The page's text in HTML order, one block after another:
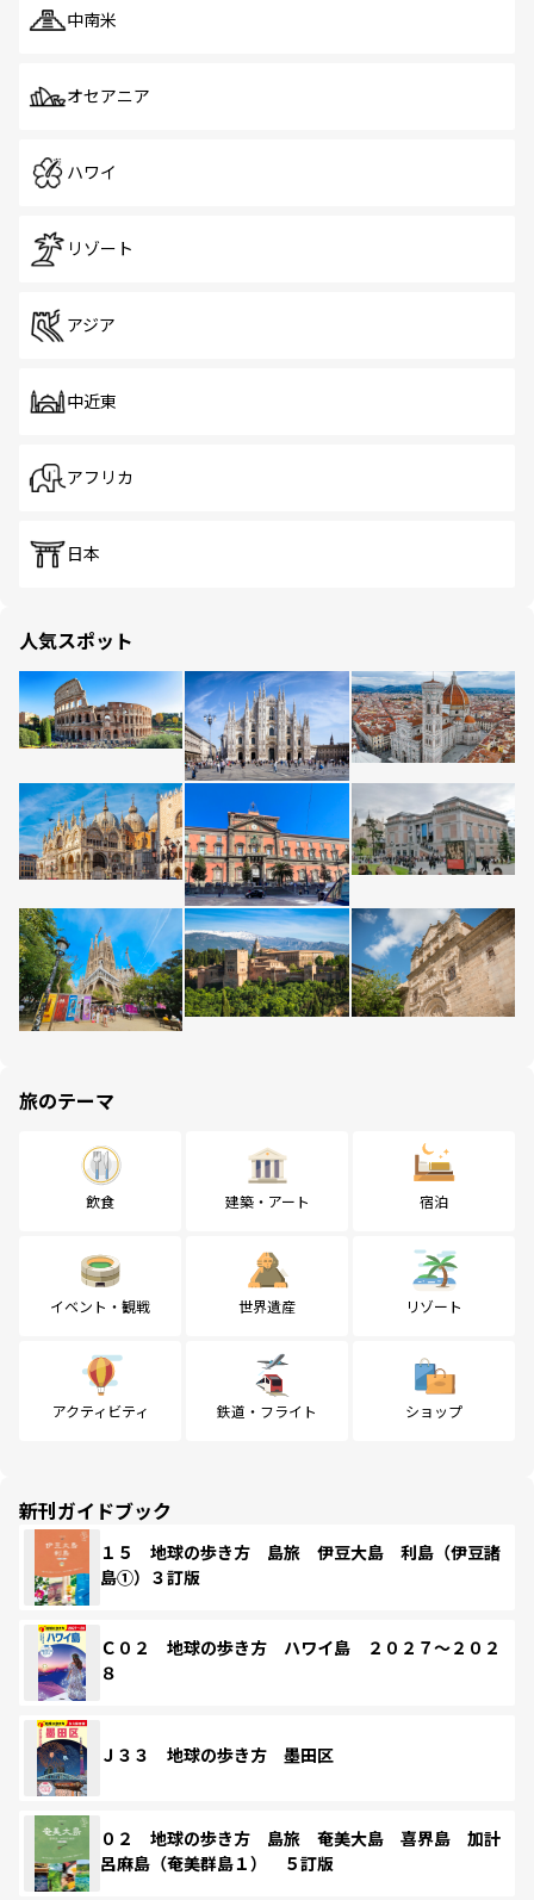
中南米
オセアニア
ハワイ
リゾート
アジア
中近東
アフリカ
日本
人気スポット
旅のテーマ
飲食 建築・アート 宿泊
イベント・観戦 世界遺産 リゾート
アクティビティ 鉄道・フライト ショップ
新刊ガイドブック
１５ 地球の歩き方 島旅 伊豆大島 利島（伊豆諸
島①）３訂版
Ｃ０２ 地球の歩き方 ハワイ島 ２０２７～２０２
８
Ｊ３３ 地球の歩き方 墨田区
０２ 地球の歩き方 島旅 奄美大島 喜界島 加計
呂麻島（奄美群島１） ５訂版